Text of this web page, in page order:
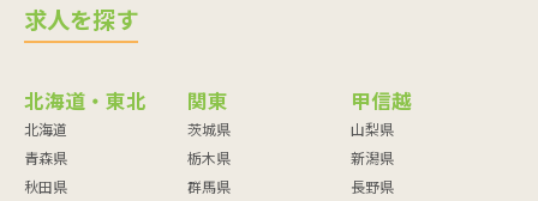
求人を探す
北海道・東北
北海道
青森県
秋田県
関東
茨城県
栃木県
群馬県
甲信越
山梨県
新潟県
長野県